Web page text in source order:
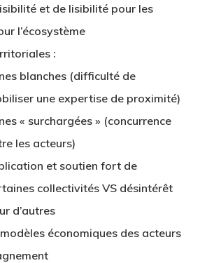
et de lisibilité pour les
l’écosystème
:
blanches (difficulté de
une expertise de proximité)
« surchargées » (concurrence
les acteurs)
et soutien fort de
collectivités VS désintérêt
d’autres
économiques des acteurs